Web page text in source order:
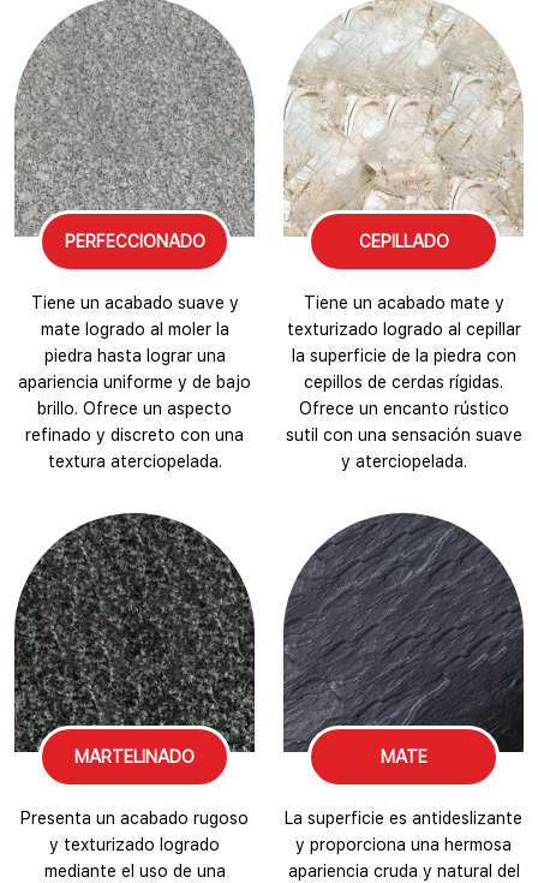
PERFECCIONADO
Tiene un acabado suave y
mate logrado al moler la
piedra hasta lograr una
apariencia uniforme y de bajo
brillo. Ofrece un aspecto
refinado y discreto con una
textura aterciopelada.
CEPILLADO
Tiene un acabado mate y
texturizado logrado al cepillar
la superficie de la piedra con
cepillos de cerdas rígidas.
Ofrece un encanto rústico
sutil con una sensación suave
y aterciopelada.
MARTELINADO
Presenta un acabado rugoso
y texturizado logrado
mediante el uso de una
MATE
La superficie es antideslizante
y proporciona una hermosa
apariencia cruda y natural del